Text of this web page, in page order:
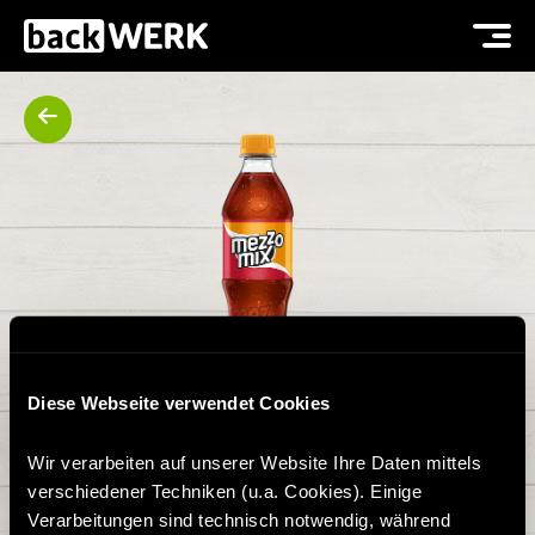
Diese Webseite verwendet Cookies
Wir verarbeiten auf unserer Website Ihre Daten mittels
verschiedener Techniken (u.a. Cookies). Einige
Verarbeitungen sind technisch notwendig, während
MEZZO MIX 0,5L